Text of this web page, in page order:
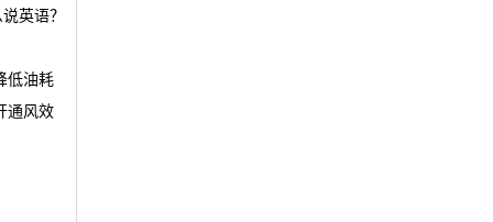
英语？
低油耗
通风效